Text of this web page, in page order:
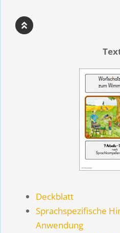
Deckblatt
Sprachspezifische
Anwendung